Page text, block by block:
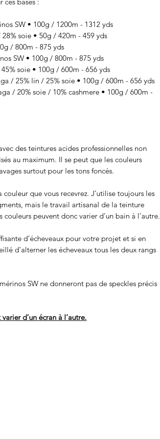
SW • 100g / 1200m - 1312 yds
soie • 50g / 420m - 459 yds
/ 800m - 875 yds
SW • 100g / 800m - 875 yds
soie • 100g / 600m - 656 yds
/ 25% lin / 25% soie • 100g / 600m - 656 yds
/ 20% soie / 10% cashmere • 100g / 600m -
des teintures acides professionnelles non
au maximum. Il se peut que les couleurs
surtout pour les tons foncés.
que vous recevrez. J’utilise toujours les
mais le travail artisanal de la teinture
peuvent donc varier d’un bain à l’autre.
d’écheveaux pour votre projet et si en
d’alterner les écheveaux tous les deux rangs
SW ne donneront pas de speckles précis
d’un écran à l’autre.